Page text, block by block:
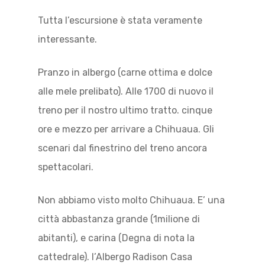
Tutta l’escursione è stata veramente
interessante.
Pranzo in albergo (carne ottima e dolce
alle mele prelibato). Alle 1700 di nuovo il
treno per il nostro ultimo tratto. cinque
ore e mezzo per arrivare a Chihuaua. Gli
scenari dal finestrino del treno ancora
spettacolari.
Non abbiamo visto molto Chihuaua. E’ una
città abbastanza grande (1milione di
abitanti), e carina (Degna di nota la
cattedrale). l’Albergo Radison Casa